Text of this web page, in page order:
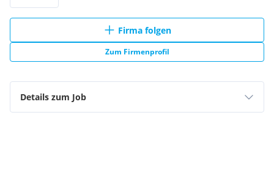
Firma folgen
Zum Firmenprofil
Details zum Job